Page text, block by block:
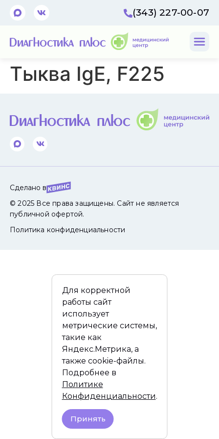
(343) 227-00-07
Тыква IgE, F225
Сделано в
© 2025 Все права защищены. Сайт не является
публичной офертой.
Политика конфиденциальности
Для корректной
работы сайт
использует
метрические системы,
такие как
Яндекс.Метрика, а
также cookie-файлы.
Подробнее в
Политике
Конфиденциальности.
Принять